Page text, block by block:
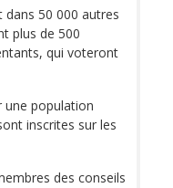
dans 50 000 autres
plus de 500
qui voteront
une population
inscrites sur les
des conseils